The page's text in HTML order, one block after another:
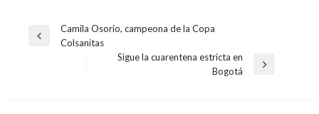
Navegación
Entrada
Camila Osorio, campeona de la Copa
Colsanitas
Sigue la cuarentena estricta en
Bogotá